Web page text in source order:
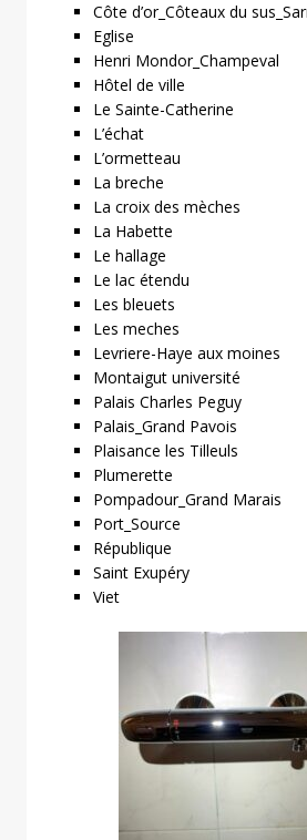
Côte d’or_Côteaux du
Eglise
Henri Mondor_Champeval
Hôtel de ville
Le Sainte-Catherine
L’échat
L’ormetteau
La breche
La croix des mèches
La Habette
Le hallage
Le lac étendu
Les bleuets
Les meches
Levriere-Haye aux moines
Montaigut université
Palais Charles Peguy
Palais_Grand Pavois
Plaisance les Tilleuls
Plumerette
Pompadour_Grand Marais
Port_Source
République
Saint Exupéry
Viet